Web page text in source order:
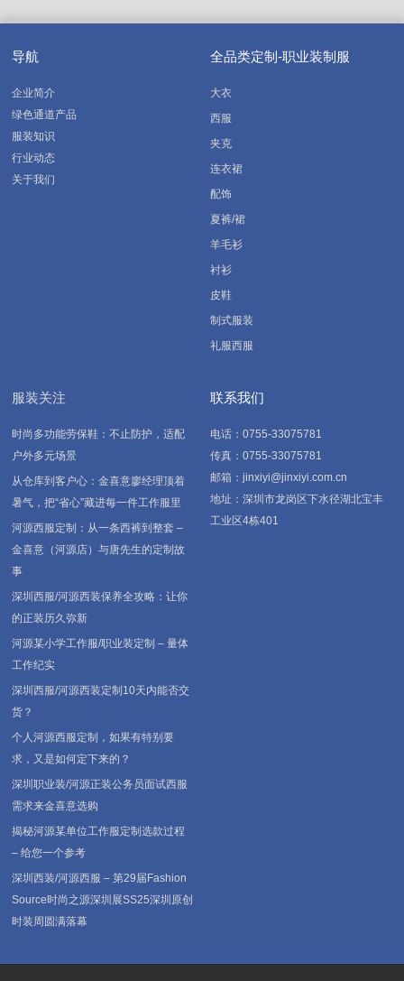
导航
企业简介
绿色通道产品
服装知识
行业动态
关于我们
全品类定制-职业装制服
大衣
西服
夹克
连衣裙
配饰
夏裤/裙
羊毛衫
衬衫
皮鞋
制式服装
礼服西服
服装关注
时尚多功能劳保鞋：不止防护，适配
户外多元场景
从仓库到客户心：金喜意廖经理顶着
暑气，把“省心”藏进每一件工作服里
河源西服定制：从一条西裤到整套 –
金喜意（河源店）与唐先生的定制故
事
深圳西服/河源西装保养全攻略：让你
的正装历久弥新
河源某小学工作服/职业装定制 – 量体
工作纪实
深圳西服/河源西装定制10天内能否交
货？
个人河源西服定制，如果有特别要
求，又是如何定下来的？
深圳职业装/河源正装公务员面试西服
需求来金喜意选购
揭秘河源某单位工作服定制选款过程
– 给您一个参考
深圳西装/河源西服 – 第29届Fashion
Source时尚之源深圳展SS25深圳原创
时装周圆满落幕
联系我们
电话：0755-33075781
传真：0755-33075781
邮箱：jinxiyi@jinxiyi.com.cn
地址：深圳市龙岗区下水径湖北宝丰
工业区4栋401